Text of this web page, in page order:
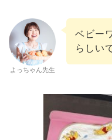
よっちゃん先生
ベビー
らしい